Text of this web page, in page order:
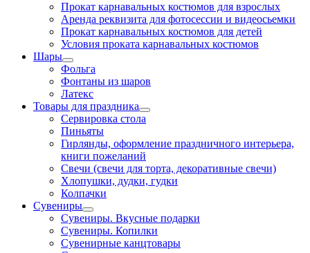
Прокат карнавальных костюмов для взрослых
Аренда реквизита для фотосессии и видеосьемки
Прокат карнавальных костюмов для детей
Условия проката карнавальных костюмов
Шары
Фольга
Фонтаны из шаров
Латекс
Товары для праздника
Сервировка стола
Пиньяты
Гирлянды, оформление праздничного интерьера,
книги пожеланий
Свечи (свечи для торта, декоративные свечи)
Хлопушки, дудки, гудки
Колпачки
Сувениры
Сувениры. Вкусные подарки
Сувениры. Копилки
Сувенирные канцтовары